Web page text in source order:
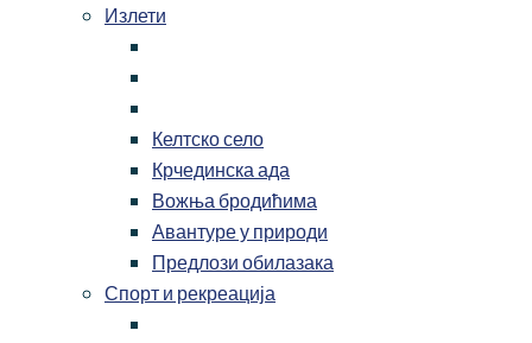
Излети
Келтско село
Крчединска ада
Вожња бродићима
Авантуре у природи
Предлози обилазака
Спорт и рекреација